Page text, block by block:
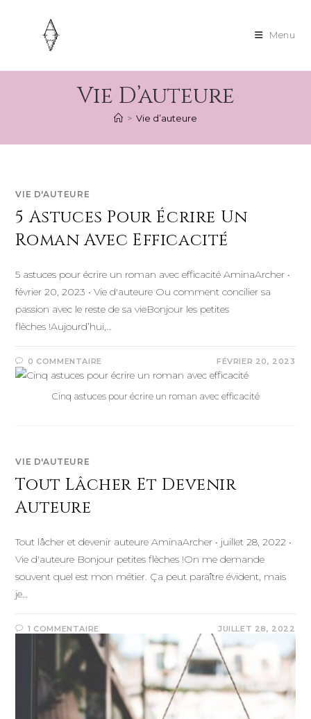
Menu
Vie D’auteure
> Vie d’auteure
VIE D'AUTEURE
5 Astuces Pour Écrire Un
Roman Avec Efficacité
5 astuces pour écrire un roman avec efficacité AminaArcher •
février 20, 2023 • Vie d'auteure Ou comment concilier sa
passion avec le reste de sa vieBonjour les petites
flèches !Aujourd’hui,…
0 COMMENTAIRE FÉVRIER 20, 2023
Cinq astuces pour écrire un roman avec efficacité
VIE D'AUTEURE
Tout Lâcher Et Devenir
Auteure
Tout lâcher et devenir auteure AminaArcher • juillet 28, 2022 •
Vie d'auteure Bonjour petites flèches !On me demande
souvent quel est mon métier. Ça peut paraître évident, mais
je…
1 COMMENTAIRE JUILLET 28, 2022